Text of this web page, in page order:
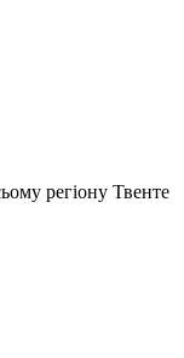
регіону Твенте